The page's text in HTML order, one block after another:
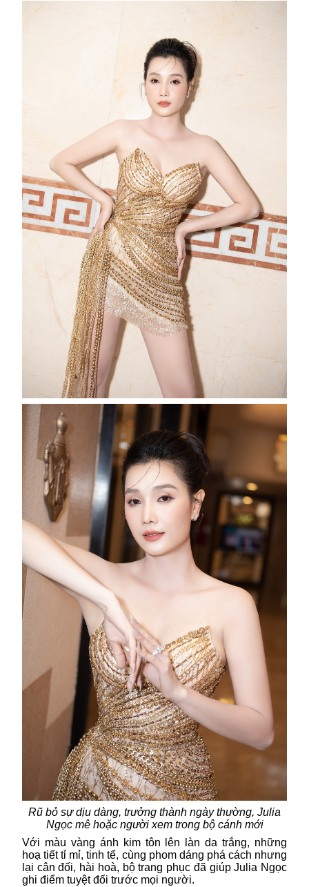
Rũ bỏ sự dịu dàng, trưởng thành ngày thường, Julia
Ngọc mê hoặc người xem trong bộ cánh mới
Với màu vàng ánh kim tôn lên làn da trắng, những
hoạ tiết tỉ mỉ, tinh tế, cùng phom dáng phá cách nhưng
lại cân đối, hài hoà, bộ trang phục đã giúp Julia Ngọc
ghi điểm tuyệt đối trước mọi người.